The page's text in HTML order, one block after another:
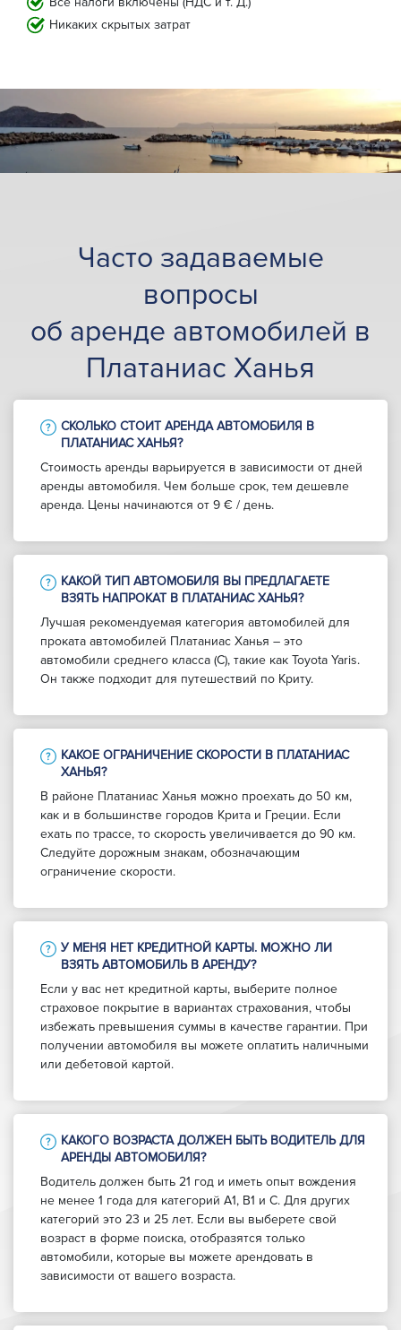
Никаких скрытых затрат
Часто задаваемые
вопросы
об аренде автомобилей в
Платаниас Ханья
СКОЛЬКО СТОИТ АРЕНДА АВТОМОБИЛЯ В
ПЛАТАНИАС ХАНЬЯ?
Стоимость аренды варьируется в зависимости от дней
аренды автомобиля. Чем больше срок, тем дешевле
аренда. Цены начинаются от 9 € / день.
КАКОЙ ТИП АВТОМОБИЛЯ ВЫ ПРЕДЛАГАЕТЕ
ВЗЯТЬ НАПРОКАТ В ПЛАТАНИАС ХАНЬЯ?
Лучшая рекомендуемая категория автомобилей для
проката автомобилей Платаниас Ханья – это
автомобили среднего класса (C), такие как Toyota Yaris.
Он также подходит для путешествий по Криту.
КАКОЕ ОГРАНИЧЕНИЕ СКОРОСТИ В ПЛАТАНИАС
ХАНЬЯ?
В районе Платаниас Ханья можно проехать до 50 км,
как и в большинстве городов Крита и Греции. Если
ехать по трассе, то скорость увеличивается до 90 км.
Следуйте дорожным знакам, обозначающим
ограничение скорости.
У МЕНЯ НЕТ КРЕДИТНОЙ КАРТЫ. МОЖНО ЛИ
ВЗЯТЬ АВТОМОБИЛЬ В АРЕНДУ?
Если у вас нет кредитной карты, выберите полное
страховое покрытие в вариантах страхования, чтобы
избежать превышения суммы в качестве гарантии. При
получении автомобиля вы можете оплатить наличными
или дебетовой картой.
КАКОГО ВОЗРАСТА ДОЛЖЕН БЫТЬ ВОДИТЕЛЬ ДЛЯ
АРЕНДЫ АВТОМОБИЛЯ?
Водитель должен быть 21 год и иметь опыт вождения
не менее 1 года для категорий A1, B1 и C. Для других
категорий это 23 и 25 лет. Если вы выберете свой
возраст в форме поиска, отобразятся только
автомобили, которые вы можете арендовать в
зависимости от вашего возраста.